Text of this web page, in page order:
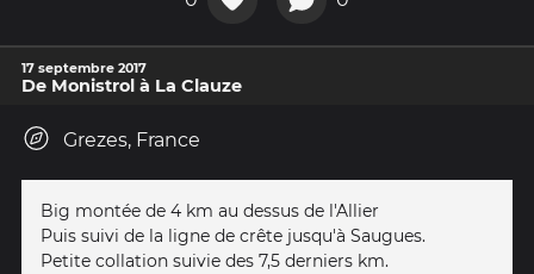
17 septembre 2017
De Monistrol à La Clauze
Grezes, France
Big montée de 4 km au dessus de l'Allier
Puis suivi de la ligne de crête jusqu'à Saugues.
Petite collation suivie des 7,5 derniers km.